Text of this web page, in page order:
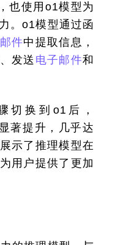
也使用o1模型为
。o1模型通过函
件中提取信息，
发送电子邮件和
切换到o1后，
著提升，几乎达
示了推理模型在
用户提供了更加